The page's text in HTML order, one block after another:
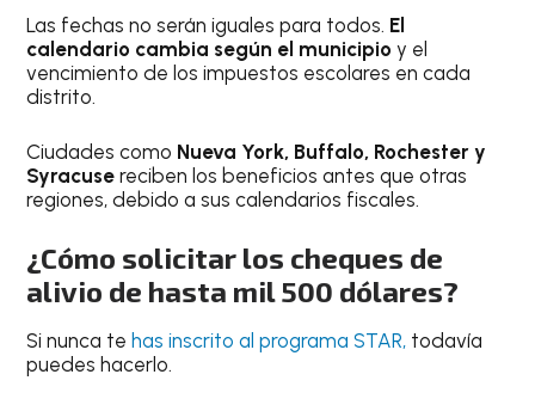
Las fechas no serán iguales para todos. El
calendario cambia según el municipioy el
vencimiento de los impuestos escolares en cada
distrito.
Ciudades como Nueva York, Buffalo, Rochester y
Syracuse reciben los beneficios antes que otras
regiones, debido a sus calendarios fiscales.
¿Cómo solicitar los cheques de
alivio de hasta mil 500 dólares?
Si nunca te has inscrito al programa STAR, todavía
puedes hacerlo.